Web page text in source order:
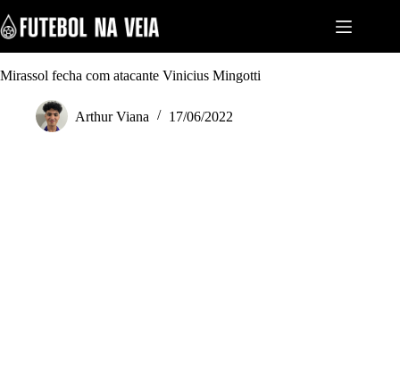
k
i
p
tMirassol fecha com atacante Vinicius Mingotti
Arthur Viana 17/06/2022